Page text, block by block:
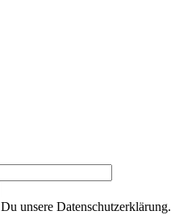
unsere Datenschutzerklärung.